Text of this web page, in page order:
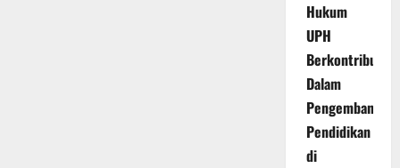
Hukum
UPH
Berkontribusi
Dalam
Pengembangan
Pendidikan
di